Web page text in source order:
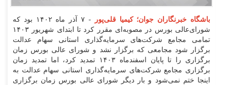
باشگاه خبرنگاران جوان؛ کیمیا قلی‌پور
- ۷ آذر ماه ۱۴۰۲ بود که
شورای‌عالی بورس در مصوبه‌ای مقرر کرد تا ابتدای شهریور ۱۴۰۳
تمامی مجامع شرکت‌های سرمایه‌گذاری استانی سهام عدالت
برگزار شود مجامعی که برگزار نشد و شورای عالی بورس زمان
برگزاری را تا پایان اسفندماه ۱۴۰۳ تمدید کرد، اما تمدید زمان
برگزاری مجامع شرکت‌های سرمایه‌گذاری استانی سهام عدالت به
اینجا ختم نمی‌شود و بار دیگر شورای عالی بورس زمان برگزاری